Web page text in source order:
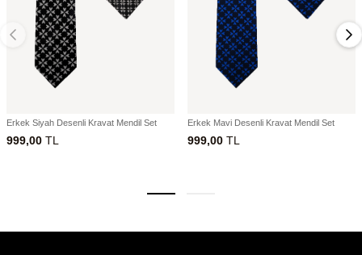
Erkek Siyah Desenli Kravat Mendil Set
999,00 TL
Erkek Mavi Desenli Kravat Mendil Set
999,00 TL